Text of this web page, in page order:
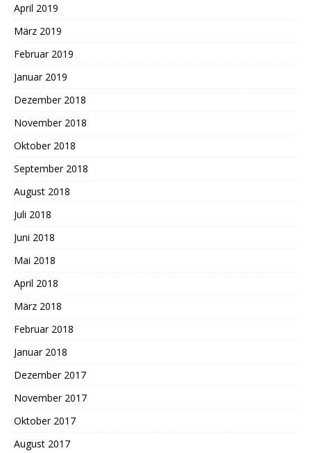
April 2019
März 2019
Februar 2019
Januar 2019
Dezember 2018
November 2018
Oktober 2018
September 2018
August 2018
Juli 2018
Juni 2018
Mai 2018
April 2018
März 2018
Februar 2018
Januar 2018
Dezember 2017
November 2017
Oktober 2017
August 2017